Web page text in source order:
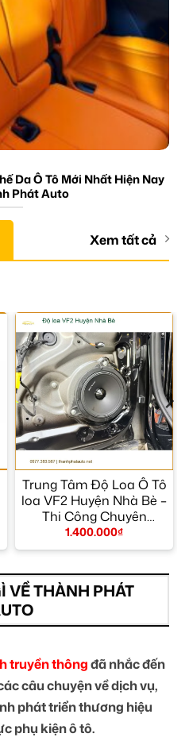
Da Ô Tô Mới Nhất Hiện Nay
Phát Auto
Xem tất cả
Trung Tâm Độ Loa Ô Tô
loa VF2 Huyện Nhà Bè –
Thi Công Chuyên
Nghiệp
1.400.000₫
VỀ THÀNH PHÁT
truyền thôngđã nhắc đến
câu chuyện về dịch vụ,
phát triển thương hiệu
phụ kiện ô tô.